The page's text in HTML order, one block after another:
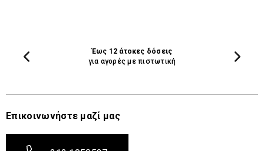
Έως 12 άτοκες δόσεις
για αγορές με πιστωτική
Επικοινωνήστε μαζί μας